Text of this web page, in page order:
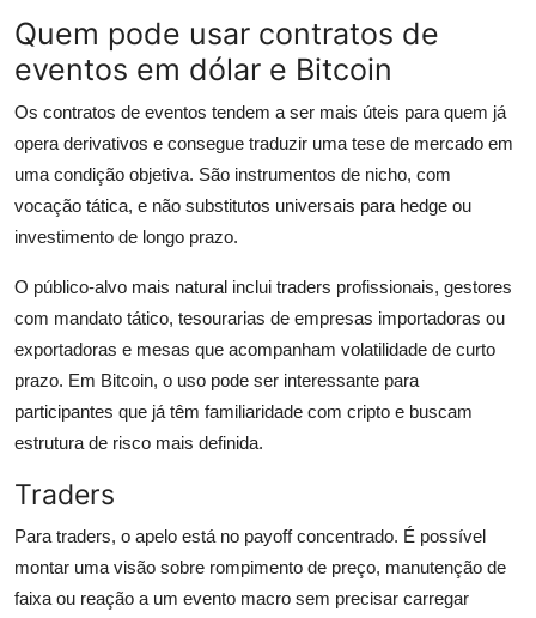
Quem pode usar contratos de
eventos em dólar e Bitcoin
Os contratos de eventos tendem a ser mais úteis para quem já
opera derivativos e consegue traduzir uma tese de mercado em
uma condição objetiva. São instrumentos de nicho, com
vocação tática, e não substitutos universais para hedge ou
investimento de longo prazo.
O público-alvo mais natural inclui traders profissionais, gestores
com mandato tático, tesourarias de empresas importadoras ou
exportadoras e mesas que acompanham volatilidade de curto
prazo. Em Bitcoin, o uso pode ser interessante para
participantes que já têm familiaridade com cripto e buscam
estrutura de risco mais definida.
Traders
Para traders, o apelo está no payoff concentrado. É possível
montar uma visão sobre rompimento de preço, manutenção de
faixa ou reação a um evento macro sem precisar carregar